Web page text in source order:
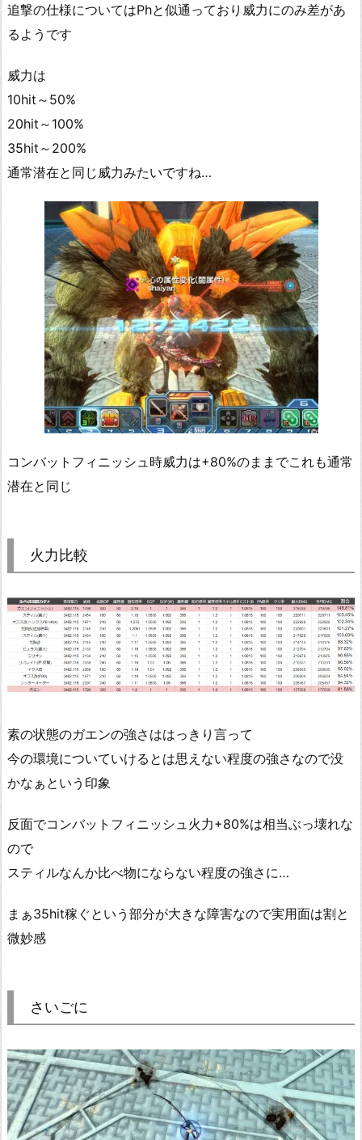
追撃の仕様についてはPhと似通っており威力にのみ差があ
るようです
威力は
10hit～50%
20hit～100%
35hit～200%
通常潜在と同じ威力みたいですね…
コンバットフィニッシュ時威力は+80%のままでこれも通常
潜在と同じ
火力比較
素の状態のガエンの強さははっきり言って
今の環境についていけるとは思えない程度の強さなので没
かなぁという印象
反面でコンバットフィニッシュ火力+80%は相当ぶっ壊れな
ので
スティルなんか比べ物にならない程度の強さに…
まぁ35hit稼ぐという部分が大きな障害なので実用面は割と
微妙感
さいごに